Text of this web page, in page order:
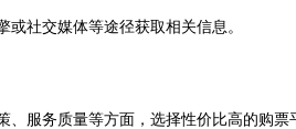
社交媒体等途径获取相关信息。
服务质量等方面，选择性价比高的购票